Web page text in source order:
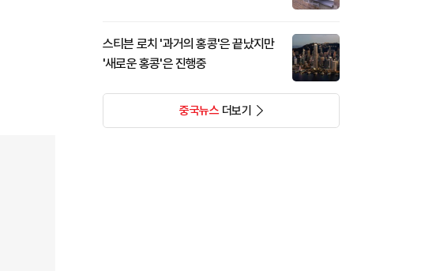
스티븐 로치 '과거의 홍콩'은 끝났지만
'새로운 홍콩'은 진행중
중국뉴스더보기